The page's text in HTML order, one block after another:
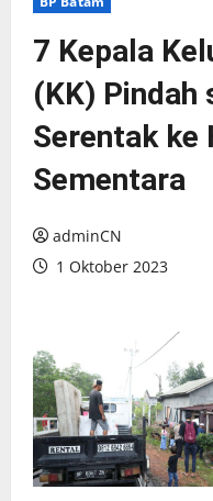
7 Kepala
(KK) Pindah
Serentak ke
Sementara
adminCN
1 Oktober 2023